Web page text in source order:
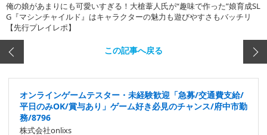
俺の娘があまりにも可愛いすぎる！大槍葦人氏が“趣味で作った”娘育成SL
G『マシンチャイルド』はキャラクターの魅力も遊びやすさもバッチリ
【先行プレイレポ】
この記事へ戻る
オンラインゲームテスター・未経験歓迎「急募/交通費支給/
平日のみOK/賞与あり」ゲーム好き必見のチャンス/府中市勤
務/8796
株式会社onlixs